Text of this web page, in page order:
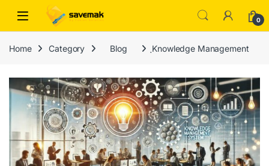
Skip to navigation
Skip to content
Open 0
Home Category Blog ฺKnowledge Management